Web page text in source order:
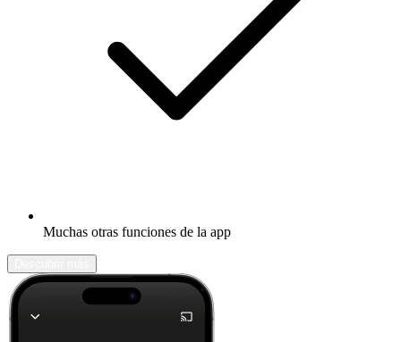
Muchas otras funciones de la app